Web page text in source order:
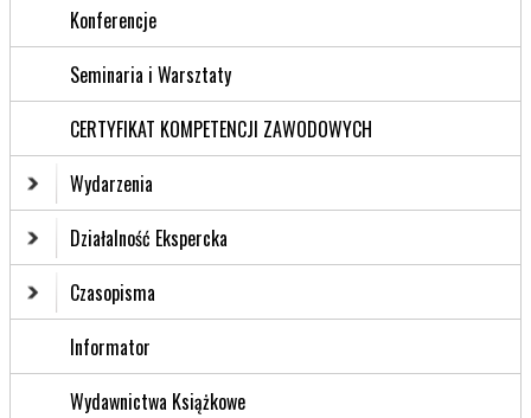
Konferencje
Seminaria i Warsztaty
CERTYFIKAT KOMPETENCJI ZAWODOWYCH
Wydarzenia
Działalność Ekspercka
Czasopisma
Informator
Wydawnictwa Książkowe